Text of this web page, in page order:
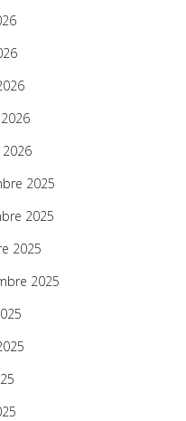
2026
2025
2025
2025
2025